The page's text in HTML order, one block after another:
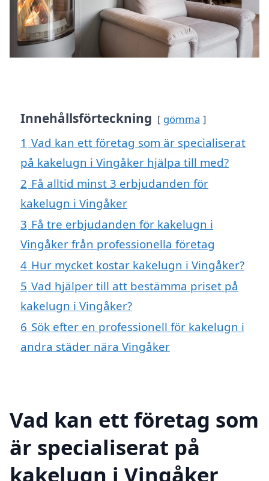
Innehållsförteckning gömma
1 Vad kan ett företag som är specialiserat
på kakelugn i Vingåker hjälpa till med?
2 Få alltid minst 3 erbjudanden för
kakelugn i Vingåker
3 Få tre erbjudanden för kakelugn i
Vingåker från professionella företag
4 Hur mycket kostar kakelugn i Vingåker?
5 Vad hjälper till att bestämma priset på
kakelugn i Vingåker?
6 Sök efter en professionell för kakelugn i
andra städer nära Vingåker
Vad kan ett företag som
är specialiserat på
kakelugn i Vingåker